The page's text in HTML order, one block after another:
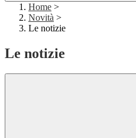
Home >
Novità >
Le notizie
Le notizie